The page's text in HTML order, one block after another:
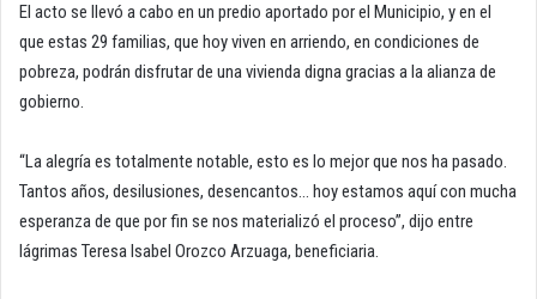
El acto se llevó a cabo en un predio aportado por el Municipio, y en el
que estas 29 familias, que hoy viven en arriendo, en condiciones de
pobreza, podrán disfrutar de una vivienda digna gracias a la alianza de
gobierno.
“La alegría es totalmente notable, esto es lo mejor que nos ha pasado.
Tantos años, desilusiones, desencantos… hoy estamos aquí con mucha
esperanza de que por fin se nos materializó el proceso”, dijo entre
lágrimas Teresa Isabel Orozco Arzuaga, beneficiaria.